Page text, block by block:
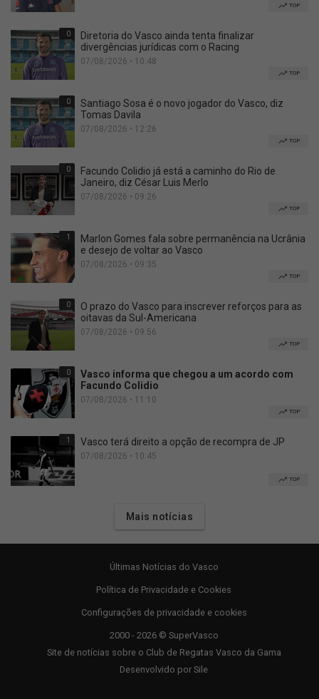
TOP
0
Diretoria do Vasco ainda tenta finalizar
divergências jurídicas com o Racing
07/08/2026 • 10:48
TOP
0
Santiago Sosa é o novo jogador do Vasco, diz
Tomas Davila
07/08/2026 • 12:26
TOP
0
Facundo Colidio já está a caminho do Rio de
Janeiro, diz César Luis Merlo
07/08/2026 • 09:26
TOP
1
Marlon Gomes fala sobre permanência na Ucrânia
e desejo de voltar ao Vasco
07/08/2026 • 09:35
TOP
0
O prazo do Vasco para inscrever reforços para as
oitavas da Sul-Americana
07/08/2026 • 09:56
TOP
0
Vasco informa que chegou a um acordo com
Facundo Colidio
07/08/2026 • 11:10
TOP
1 Vasco terá direito a opção de recompra de JP
07/08/2026 • 10:45
TOP
Mais notícias
Últimas Notícias do Vasco
Política de Privacidade e Cookies
Configurações de privacidade e cookies
2000 - 2026 © SuperVasco
Site de notícias sobre o Club de Regatas Vasco da Gama
Desenvolvido por Sile